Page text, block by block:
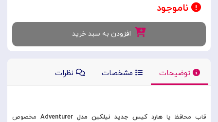
ناموجود
افزودن به سبد خرید
توضیحات مشخصات نظرات
قاب محافظ یاهارد کیس جدید نیلکین مدل Adventure r
مخصوص